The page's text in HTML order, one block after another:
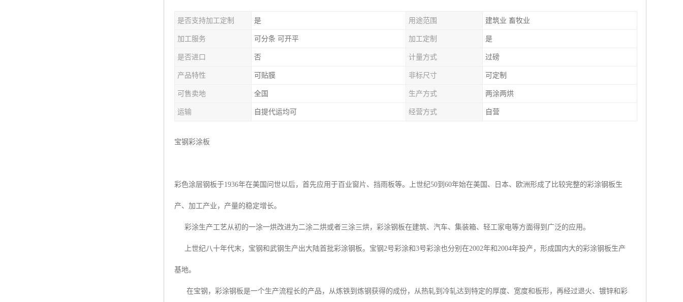
是否支持加工定制 是 用途范围 建筑业 畜牧业
加工服务 可分条 可开平 加工定制 是
是否进口 否 计量方式 过磅
产品特性 可贴膜 非标尺寸 可定制
可售卖地 全国 生产方式 两涂两烘
运输 自提代运均可 经营方式 自营
宝钢彩涂板
彩色涂层钢板于1936年在美国问世以后，首先应用于百业窗片、挡雨板等。上世纪50到60年始在美国、日本、欧洲形成了比较完整的彩涂钢板生
产、加工产业，产量的稳定增长。
彩涂生产工艺从初的一涂一烘改进为二涂二烘或者三涂三烘，彩涂钢板在建筑、汽车、集装箱、轻工家电等方面得到广泛的应用。
上世纪八十年代末，宝钢和武钢生产出大陆首批彩涂钢板。宝钢2号彩涂和3号彩涂也分别在2002年和2004年投产，形成国内大的彩涂钢板生产
基地。
在宝钢，彩涂钢板是一个生产流程长的产品，从炼铁到炼钢获得的成份，从热轧到冷轧达到特定的厚度、宽度和板形，再经过退火、镀锌和彩